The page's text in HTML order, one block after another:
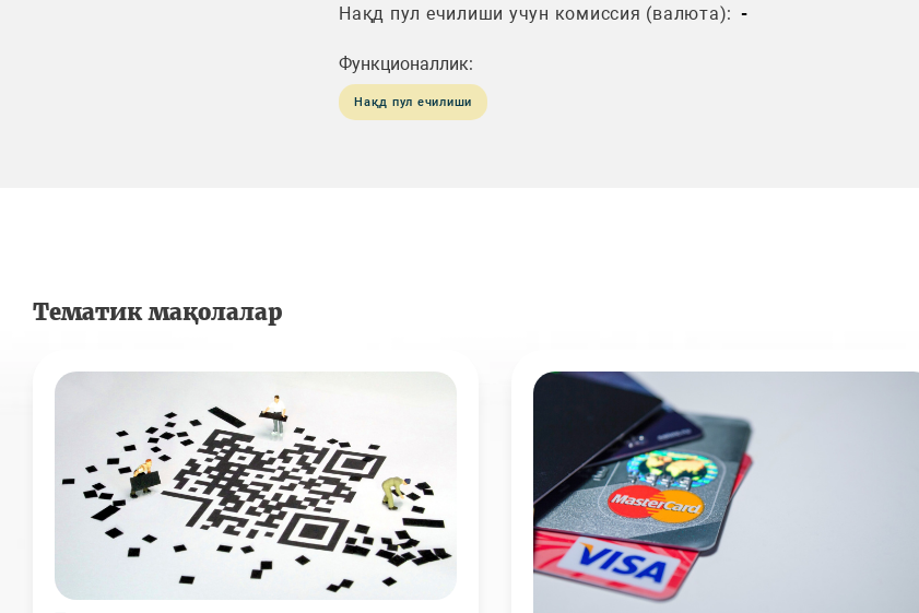
Нақд пул ечилиши учун комиссия (валюта): -
Функционаллик:
Нақд пул ечилиши
Тематик мақолалар